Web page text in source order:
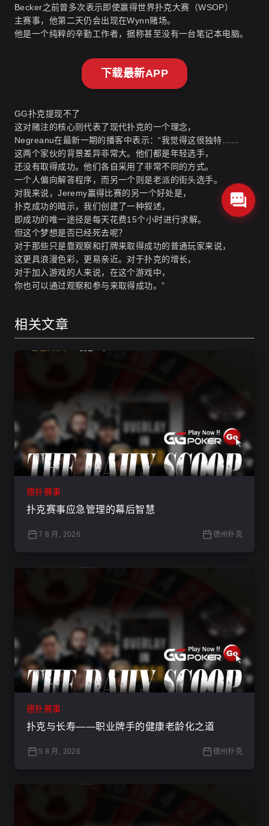
Becker之前曾多次表示即使赢得世界扑克大赛（WSOP）
主赛事，他第二天仍会出现在Wynn赌场。
他是一个纯粹的辛勤工作者，据称甚至没有一台笔记本电脑。
下载最新APP
GG扑克提现不了
这对赌注的核心则代表了现代扑克的一个理念，
Negreanu在最新一期的播客中表示：“我觉得这很独特……
这两个家伙的背景差异非常大。他们都是年轻选手，
还没有取得成功。他们各自采用了非常不同的方式。
一个人偏向解答程序，而另一个则是老派的街头选手。
对我来说，Jeremy赢得比赛的另一个好处是，
扑克成功的暗示，我们创建了一种叙述，
即成功的唯一途径是每天花费15个小时进行求解。
但这个梦想是否已经死去呢？
对于那些只是靠观察和打牌来取得成功的普通玩家来说，
这更具浪漫色彩，更易亲近。对于扑克的增长，
对于加入游戏的人来说，在这个游戏中，
你也可以通过观察和参与来取得成功。”
相关文章
德扑赛事
扑克赛事应急管理的幕后智慧
7 8 月, 2026 德州扑克
德扑赛事
扑克与长寿——职业牌手的健康老龄化之道
5 8 月, 2026 德州扑克